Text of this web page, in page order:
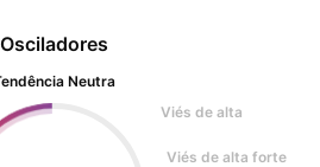
Osciladores
Neutra
Viés de alta
Viés de alta forte